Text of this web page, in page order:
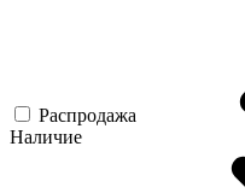
Распродажа
Наличие